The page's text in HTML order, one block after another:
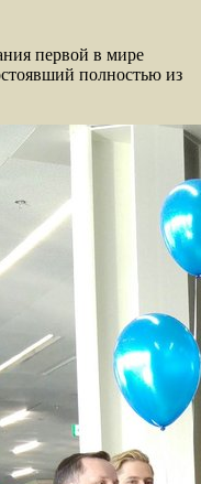
первой в мире
полностью из